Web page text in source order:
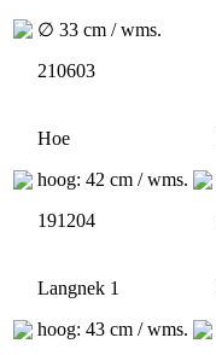
∅ 33 cm / wms.
210603
Hoe
hoog: 42 cm / wms.
191204
Langnek 1
hoog: 43 cm / wms.